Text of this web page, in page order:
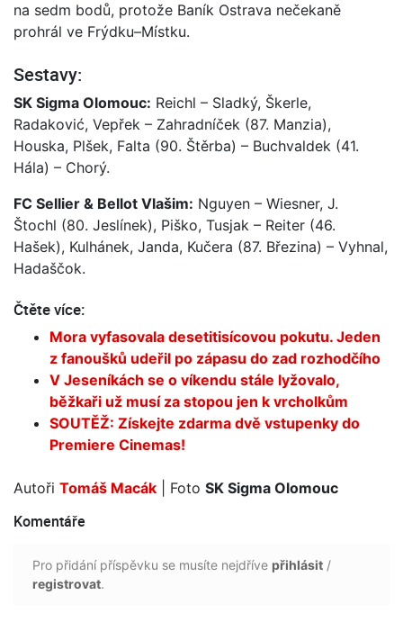
na sedm bodů, protože Baník Ostrava nečekaně
prohrál ve Frýdku–Místku.
Sestavy:
SK Sigma Olomouc: Reichl – Sladký, Škerle,
Radaković, Vepřek – Zahradníček (87. Manzia),
Houska, Plšek, Falta (90. Štěrba) – Buchvaldek (41.
Hála) – Chorý.
FC Sellier & Bellot Vlašim: Nguyen – Wiesner, J.
Štochl (80. Jeslínek), Piško, Tusjak – Reiter (46.
Hašek), Kulhánek, Janda, Kučera (87. Březina) – Vyhnal,
Hadaščok.
Čtěte více:
Mora vyfasovala desetitisícovou pokutu. Jeden
z fanoušků udeřil po zápasu do zad rozhodčího
V Jeseníkách se o víkendu stále lyžovalo,
běžkaři už musí za stopou jen k vrcholkům
SOUTĚŽ: Získejte zdarma dvě vstupenky do
Premiere Cinemas!
Autoři Tomáš Macák | Foto SK Sigma Olomouc
Komentáře
Pro přidání příspěvku se musíte nejdříve přihlásit /
registrovat.